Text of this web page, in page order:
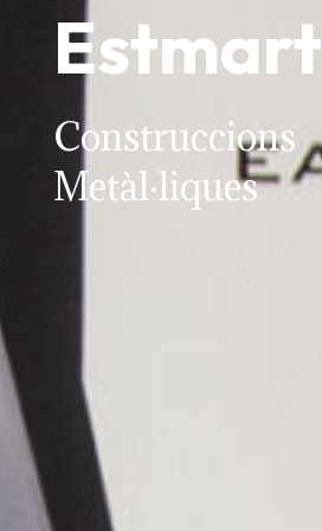
Estmart
Construccions
Metàl·liques